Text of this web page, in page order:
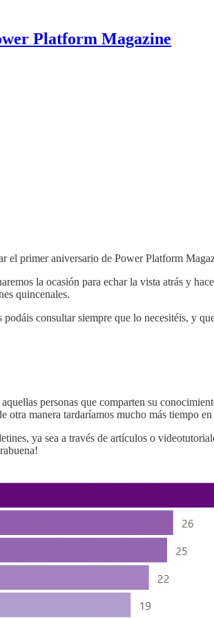
Platform Magazine
el primer aniversario de Power Platform
la ocasión para echar la vista atrás y
quincenales.
podáis consultar siempre que lo necesitéis, y
personas que comparten su
manera tardaríamos mucho más tiempo
ya sea a través de artículos o